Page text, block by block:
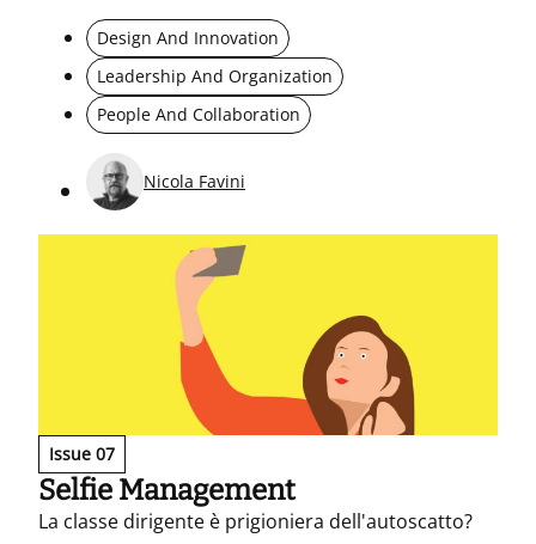
Design And Innovation
Leadership And Organization
People And Collaboration
Nicola Favini
Issue 07
Selfie Management
La classe dirigente è prigioniera dell'autoscatto?